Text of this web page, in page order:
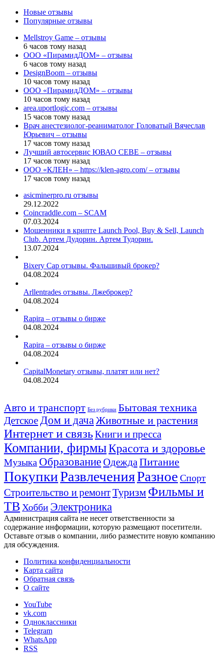
Новые отзывы
Популярные отзывы
Mellstroy Game – отзывы
6 часов тому назад
ООО «ПирамидДОМ» – отзывы
6 часов тому назад
DesignBoom – отзывы
10 часов тому назад
ООО «ПирамидДОМ» – отзывы
10 часов тому назад
area.uportlogic.com – отзывы
15 часов тому назад
Врач анестезиолог-реаниматолог Головатый Вячеслав
Юрьевич – отзывы
17 часов тому назад
Лучший автосервис ЮВАО CEBE – отзывы
17 часов тому назад
ООО «КЛЕН» – https://klen-agro.com/ – отзывы
17 часов тому назад
asicminerpro.ru отзывы
29.12.2022
Coincraddle.com – SCAM
07.03.2024
Мошенники в крипте Launch Pool, Buy & Sell, Launch
Club. Артем Дудорин. Артем Тудорин.
13.07.2024
Bixery Cap отзывы. Фальшивый брокер?
04.08.2024
Arllentrades отзывы. Лжеброкер?
04.08.2024
Rapira – отзывы о бирже
04.08.2024
Rapira – отзывы о бирже
04.08.2024
CapitalMonetary отзывы, платят или нет?
04.08.2024
Авто и транспорт Без рубрики Бытовая техника
Детское Дом и дача Животные и растения
Интернет и связьКниги и пресса
Компании, фирмыКрасота и здоровье
Музыка ОбразованиеОдежда Питание
ПокупкиРазвлеченияРазное Спорт
Строительство и ремонтТуризм Фильмы и
ТВ Хобби Электроника
Администрация сайта не несет ответственности за
содержание информации, которую размещают посетители.
Оставьте отзыв о компании, либо разместите новую компанию
для обсуждения.
Политика конфиденциальности
Карта сайта
Обратная связь
О сайте
YouTube
vk.com
Одноклассники
Telegram
WhatsApp
RSS